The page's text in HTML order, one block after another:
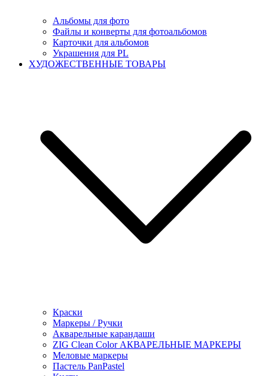
Альбомы для фото
Файлы и конверты для фотоальбомов
Карточки для альбомов
Украшения для PL
ХУДОЖЕСТВЕННЫЕ ТОВАРЫ
Краски
Маркеры / Ручки
Акварельные карандаши
ZIG Clean Color АКВАРЕЛЬНЫЕ МАРКЕРЫ
Меловые маркеры
Пастель PanPastel